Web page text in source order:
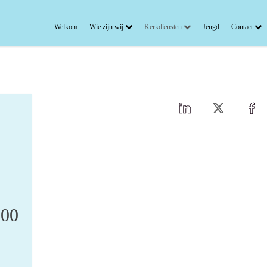
Welkom Wie zijn wij Kerkdiensten Jeugd Contact